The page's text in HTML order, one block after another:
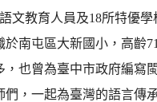
文教育人員及18所特優學
屯區大新國小，高齡
也曾為臺中市政府編寫
，一起為臺灣的語言傳